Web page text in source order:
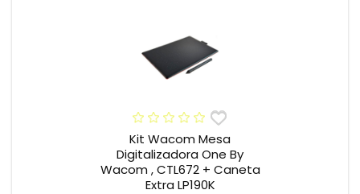
Kit Wacom Mesa
Digitalizadora One By
Wacom , CTL672 + Caneta
Extra LP190K